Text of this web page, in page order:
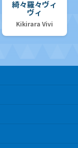
綺々羅々ヴィ
ヴィ
Kikirara Vivi